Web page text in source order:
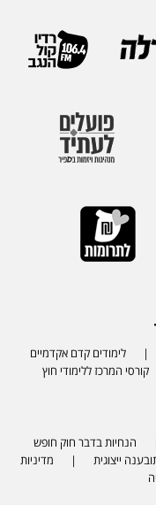
לימודים קדם אקדמיים
קורסי המרכז ללימודי חוץ
הנחיות בדבר חוק חופש
ייצוגית
מדיניות